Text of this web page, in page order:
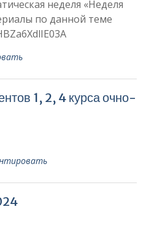
неделя «Неделя
по данной теме
1, 2, 4 курса очно-